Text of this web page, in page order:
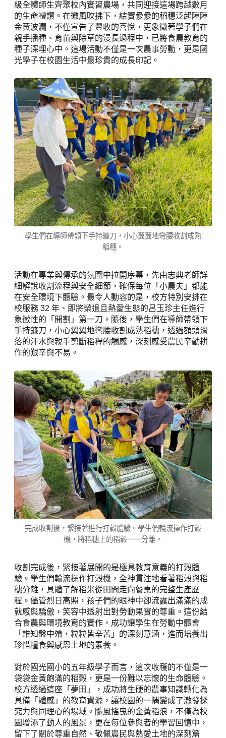
級全體師生齊聚校內實習農場，共同迎接這場跨越數月
的生命禮讚。在微風吹拂下，結實纍纍的稻穗泛起陣陣
金黃波瀾，不僅宣告了豐收的喜悅，更象徵著學子們在
親手播種、育苗與除草的漫長過程中，已將食農教育的
種子深埋心中。這場活動不僅是一次農事勞動，更是國
光學子在校園生活中最珍貴的成長印記。
學生們在導師帶領下手持鐮刀，小心翼翼地彎腰收割成熟
稻穗。
活動在專業與傳承的氛圍中拉開序幕，先由志典老師詳
細解說收割流程與安全細節，確保每位「小農夫」都能
在安全環境下體驗。最令人動容的是，校方特別安排在
校服務 32 年、即將榮退且熱愛生態的呂玉珍主任進行
象徵性的「開割」第一刀。隨後，學生們在導師帶領下
手持鐮刀，小心翼翼地彎腰收割成熟稻穗，透過額頭滑
落的汗水與親手剪斷稻稈的觸感，深刻感受農民辛勤耕
作的艱辛與不易。
完成收割後，緊接著進行打穀體驗。學生們輪流操作打穀
機，將稻穗上的稻穀一一分離。
收割完成後，緊接著展開的是極具教育意義的打穀體
驗。學生們輪流操作打穀機，全神貫注地看著稻穀與稻
穗分離，具體了解稻米從田間走向餐桌的完整生產歷
程。儘管烈日高照，孩子們的眼神中卻流露出滿滿的成
就感與驕傲，笑容中透射出對勞動果實的尊重。這份結
合食農與環境教育的實作，成功讓學生在勞動中體會
「誰知盤中飧，粒粒皆辛苦」的深刻意涵，進而培養出
珍惜糧食與感恩土地的素養。
對於國光國小的五年級學子而言，這次收穫的不僅是一
袋袋金黃飽滿的稻穀，更是一份難以忘懷的生命體驗。
校方透過這座「夢田」，成功將生硬的農事知識轉化為
具備「體感」的教育資源，讓校園的一隅變成了激發探
究力與同理心的場域。隨風搖曳的金黃稻浪，不僅為校
園增添了動人的風景，更在每位參與者的學習回憶中，
留下了關於尊重自然、敬佩農民與熱愛土地的深刻篇